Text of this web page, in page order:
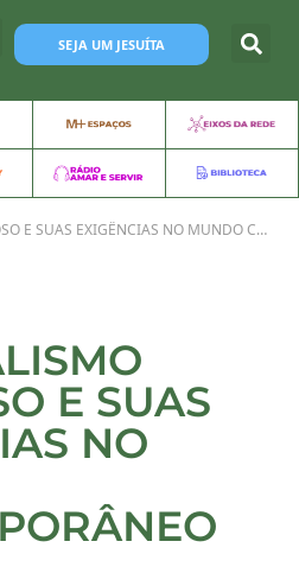
SEJA UM JESUÍTA
EXIGÊNCIAS NO MUNDO CONTEMPORÂNEO
E SUAS
NO